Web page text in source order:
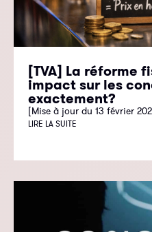
[TVA] La réforme
impact sur les
exactement?
[Mise à jour du 13 février
LIRE LA SUITE